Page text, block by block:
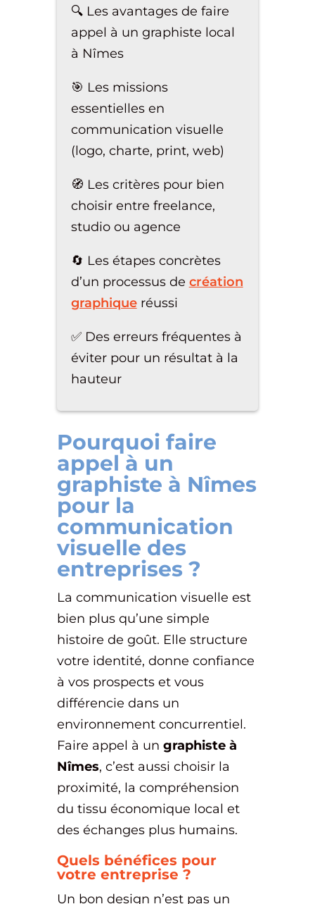
🔍 Les avantages de faire
appel à un graphiste local
à Nîmes
🎯 Les missions
essentielles en
communication visuelle
(logo, charte, print, web)
🧭 Les critères pour bien
choisir entre freelance,
studio ou agence
🔄 Les étapes concrètes
d’un processus de création
graphiqueréussi
✅ Des erreurs fréquentes à
éviter pour un résultat à la
hauteur
Pourquoi faire
appel à un
graphiste à Nîmes
pour la
communication
visuelle des
entreprises ?
La communication visuelle est
bien plus qu’une simple
histoire de goût. Elle structure
votre identité, donne confiance
à vos prospects et vous
différencie dans un
environnement concurrentiel.
Faire appel à un graphiste à
Nîmes, c’est aussi choisir la
proximité, la compréhension
du tissu économique local et
des échanges plus humains.
Quels bénéfices pour
votre entreprise ?
Un bon design n’est pas un